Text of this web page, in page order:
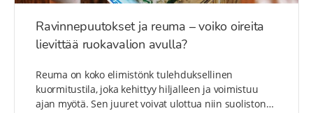
Ravinnepuutokset ja reuma – voiko oireita
lievittää ruokavalion avulla?
Reuma on koko elimistönk tulehduksellinen
kuormitustila, joka kehittyy hiljalleen ja voimistuu
ajan myötä. Sen juuret voivat ulottua niin suoliston…